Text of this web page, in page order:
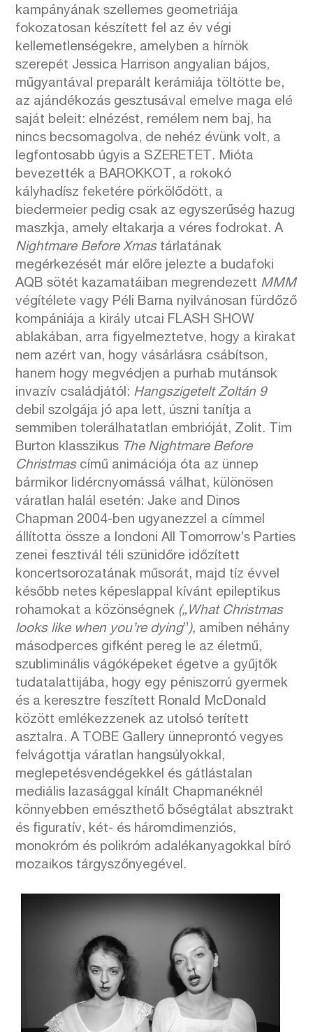
kampányának szellemes geometriája
fokozatosan készített fel az év végi
kellemetlenségekre, amelyben a hírnök
szerepét Jessica Harrison angyalian bájos,
műgyantával preparált kerámiája töltötte be,
az ajándékozás gesztusával emelve maga elé
saját beleit: elnézést, remélem nem baj, ha
nincs becsomagolva, de nehéz évünk volt, a
legfontosabb úgyis a SZERETET. Mióta
bevezették a BAROKKOT, a rokokó
kályhadísz feketére pörkölődött, a
biedermeier pedig csak az egyszerűség hazug
maszkja, amely eltakarja a véres fodrokat. A
Nightmare Before Xmas tárlatának
megérkezését már előre jelezte a budafoki
AQB sötét kazamatáiban megrendezett MMM
végítélete vagy Péli Barna nyilvánosan fürdőző
kompániája a király utcai FLASH SHOW
ablakában, arra figyelmeztetve, hogy a kirakat
nem azért van, hogy vásárlásra csábítson,
hanem hogy megvédjen a purhab mutánsok
invazív családjától: Hangszigetelt Zoltán 9
debil szolgája jó apa lett, úszni tanítja a
semmiben tolerálhatatlan embrióját, Zolit. Tim
Burton klasszikus The Nightmare Before
Christmascímű animációja óta az ünnep
bármikor lidércnyomássá válhat, különösen
váratlan halál esetén: Jake and Dinos
Chapman 2004-ben ugyanezzel a címmel
állította össze a londoni All Tomorrow’s Parties
zenei fesztivál téli szünidőre időzített
koncertsorozatának műsorát, majd tíz évvel
később netes képeslappal kívánt epileptikus
rohamokat a közönségnek („What Christmas
looks like when you’re dying”), amiben néhány
másodperces gifként pereg le az életmű,
szubliminális vágóképeket égetve a gyűjtők
tudatalattijába, hogy egy péniszorrú gyermek
és a keresztre feszített Ronald McDonald
között emlékezzenek az utolsó terített
asztalra. A TOBE Gallery ünneprontó vegyes
felvágottja váratlan hangsúlyokkal,
meglepetésvendégekkel és gátlástalan
mediális lazasággal kínált Chapmanéknél
könnyebben emészthető bőségtálat absztrakt
és figuratív, két- és háromdimenziós,
monokróm és polikróm adalékanyagokkal bíró
mozaikos tárgyszőnyegével.